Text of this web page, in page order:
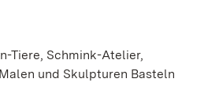
Tiere, Schmink-Atelier,
und Skulpturen Basteln